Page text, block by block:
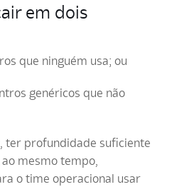
em dois
que ninguém usa; ou
genéricos que não
ter profundidade suficiente
mesmo tempo,
o time operacional usar